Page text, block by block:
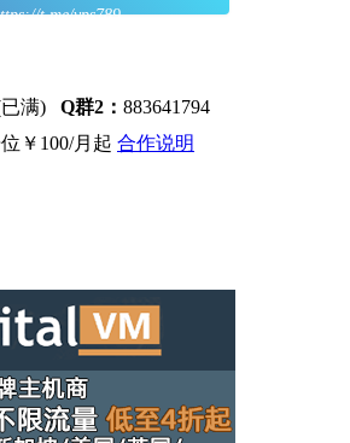
t.me/vps789
已满) Q群2： 883641794
￥100/月起 合作说明